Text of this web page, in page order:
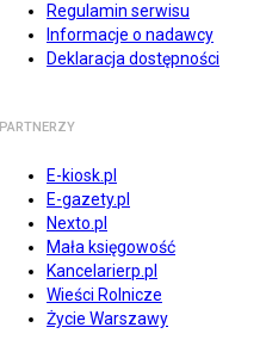
Regulamin serwisu
Informacje o nadawcy
Deklaracja dostępności
PARTNERZY
E-kiosk.pl
E-gazety.pl
Nexto.pl
Mała księgowość
Kancelarierp.pl
Wieści Rolnicze
Życie Warszawy